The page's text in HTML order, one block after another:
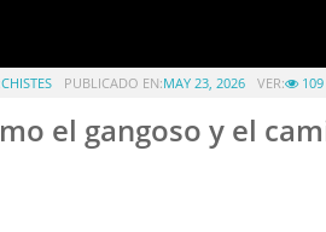
CHISTES PUBLICADO EN:MAY 23, 2026 VER: 109
el gangoso y el